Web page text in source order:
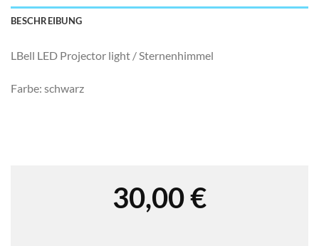
BESCHREIBUNG
LBell LED Projector light / Sternenhimmel
Farbe: schwarz
30,00€